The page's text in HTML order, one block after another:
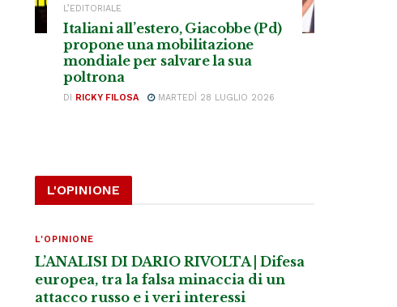
L’EDITORIALE
Italiani all’estero, Giacobbe (Pd)
propone una mobilitazione
mondiale per salvare la sua
poltrona
DI RICKY FILOSA MARTEDÌ 28 LUGLIO 2026
L'OPINIONE
L'OPINIONE
L’ANALISI DI DARIO RIVOLTA | Difesa
europea, tra la falsa minaccia di un
attacco russo e i veri interessi